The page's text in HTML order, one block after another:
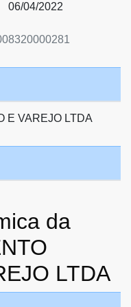
06/04/2022
E VAREJO LTDA
da
LTDA